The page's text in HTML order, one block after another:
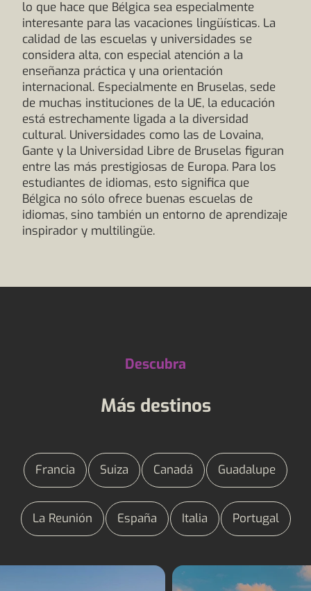
lo que hace que Bélgica sea especialmente
interesante para las vacaciones lingüísticas. La
calidad de las escuelas y universidades se
considera alta, con especial atención a la
enseñanza práctica y una orientación
internacional. Especialmente en Bruselas, sede
de muchas instituciones de la UE, la educación
está estrechamente ligada a la diversidad
cultural. Universidades como las de Lovaina,
Gante y la Universidad Libre de Bruselas figuran
entre las más prestigiosas de Europa. Para los
estudiantes de idiomas, esto significa que
Bélgica no sólo ofrece buenas escuelas de
idiomas, sino también un entorno de aprendizaje
inspirador y multilingüe.
Descubra
Más destinos
Francia Suiza Canadá Guadalupe
La Reunión España Italia Portugal